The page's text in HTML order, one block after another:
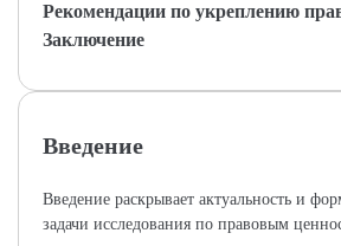
Рекомендации по укреплению
Заключение
Введение
Введение раскрывает актуальность и
задачи исследования по правовым